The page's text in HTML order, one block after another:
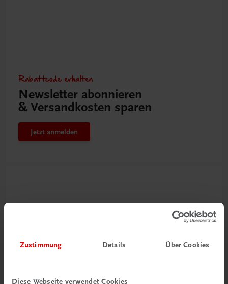
Zustimmung Details Über Cookies
Diese Webseite verwendet Cookies
Rabattcode erhalten
Newsletter abonnieren
& Versandkosten sparen
Jetzt anmelden